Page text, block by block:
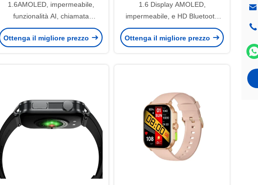
1.6AMOLED, impermeabile,
funzionalità AI, chiamata
Bluetooth HD KW268PRO
Smartwatch
Ottenga il migliore prezzo
1.6 Display AMOLED,
impermeabile, e HD Bluetooth
Calling KW268PRO AI
Smartwatch
Ottenga il migliore prezzo